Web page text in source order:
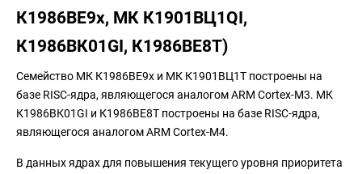
К1986ВЕ9x, МК К1901ВЦ1QI,
К1986ВК01GI, К1986ВЕ8Т)
Семейство МК К1986ВЕ9x и МК К1901ВЦ1Т построены на
базе RISC-ядра, являющегося аналогом ARM Cortex-M3. МК
К1986ВК01GI и К1986ВЕ8Т построены на базе RISC-ядра,
являющегося аналогом ARM Cortex-M4.
В данных ядрах для повышения текущего уровня приоритета